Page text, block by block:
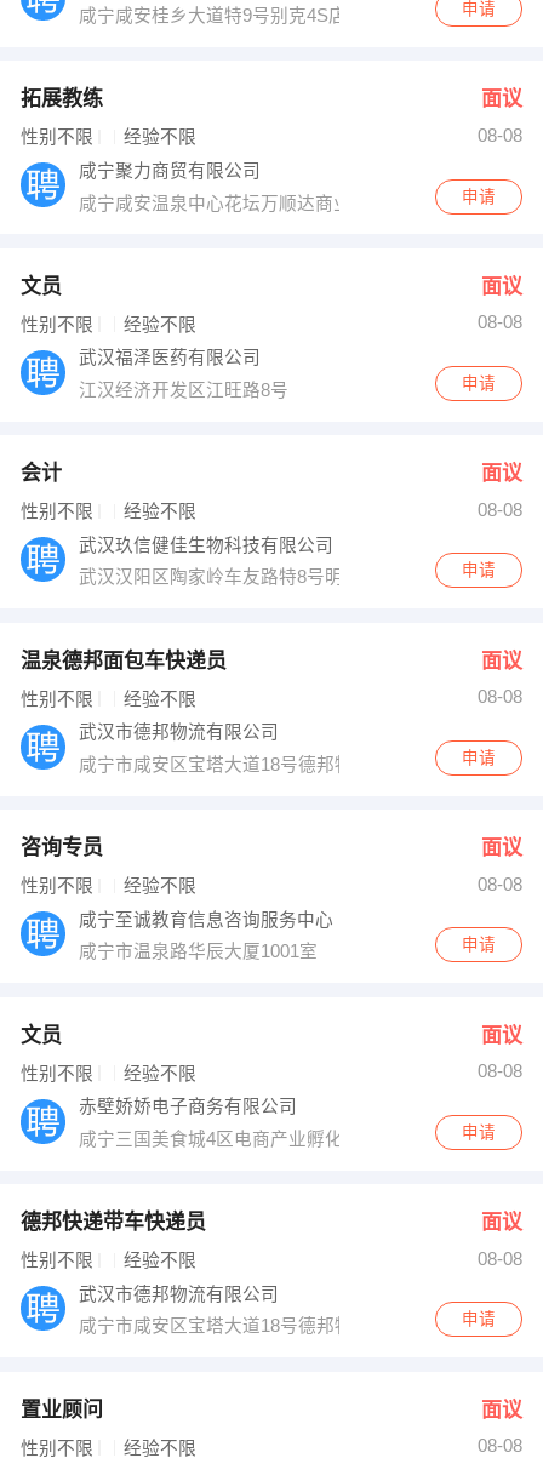
咸宁咸安桂乡大道特9号别克4S店 申请
拓展教练 面议
性别不限 经验不限
08-08
咸宁聚力商贸有限公司
咸宁咸安温泉中心花坛万顺达商业中心
申请
文员 面议
性别不限 经验不限
08-08
武汉福泽医药有限公司
江汉经济开发区江旺路8号
申请
会计 面议
性别不限 经验不限
08-08
武汉玖信健佳生物科技有限公司
武汉汉阳区陶家岭车友路特8号明盛医药9楼
申请
温泉德邦面包车快递员 面议
性别不限 经验不限
08-08
武汉市德邦物流有限公司
咸宁市咸安区宝塔大道18号德邦物流
申请
咨询专员 面议
性别不限 经验不限
08-08
咸宁至诚教育信息咨询服务中心
咸宁市温泉路华辰大厦1001室
申请
文员 面议
性别不限 经验不限
08-08
赤壁娇娇电子商务有限公司
咸宁三国美食城4区电商产业孵化园二楼B206
申请
德邦快递带车快递员 面议
性别不限 经验不限
08-08
武汉市德邦物流有限公司
咸宁市咸安区宝塔大道18号德邦物流
申请
置业顾问 面议
性别不限 经验不限
08-08